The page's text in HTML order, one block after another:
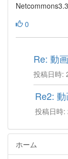
0
Re: 動
投稿日時:
Re2:
投稿日時
ホーム